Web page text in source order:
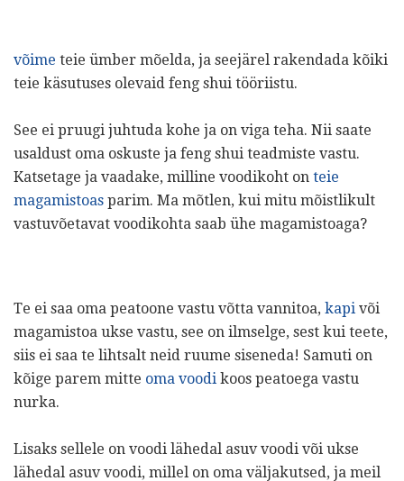
võime teie ümber mõelda, ja seejärel rakendada kõiki
teie käsutuses olevaid feng shui tööriistu.
See ei pruugi juhtuda kohe ja on viga teha. Nii saate
usaldust oma oskuste ja feng shui teadmiste vastu.
Katsetage ja vaadake, milline voodikoht on teie
magamistoas parim. Ma mõtlen, kui mitu mõistlikult
vastuvõetavat voodikohta saab ühe magamistoaga?
Te ei saa oma peatoone vastu võtta vannitoa, kapi või
magamistoa ukse vastu, see on ilmselge, sest kui teete,
siis ei saa te lihtsalt neid ruume siseneda! Samuti on
kõige parem mitte oma voodi koos peatoega vastu
nurka.
Lisaks sellele on voodi lähedal asuv voodi või ukse
lähedal asuv voodi, millel on oma väljakutsed, ja meil